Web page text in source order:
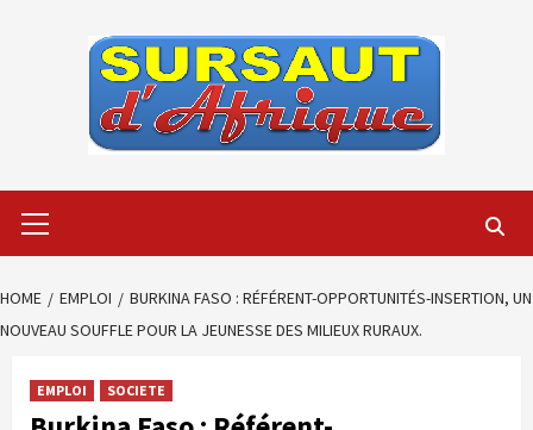
Menu
HOME EMPLOI
BURKINA FASO : RÉFÉRENT-OPPORTUNITÉS-INSERTION, UN
NOUVEAU SOUFFLE POUR LA JEUNESSE DES MILIEUX RURAUX.
EMPLOI SOCIETE